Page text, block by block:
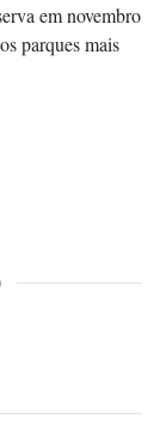
em novembro
parques mais